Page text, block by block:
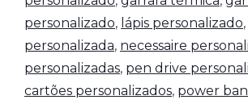
personalizado, lápis personalizado,
personalizada, necessaire
personalizadas, pen drive
cartões personalizados, power